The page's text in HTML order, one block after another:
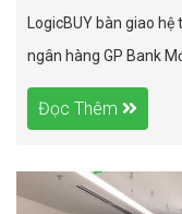
LogicBUY bàn giao
ngân hàng GP Bank
Đọc Thêm